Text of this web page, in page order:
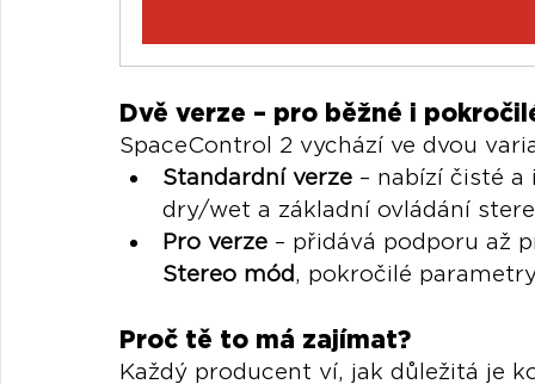
Dvě verze – pro běžné i
SpaceControl 2 vychází ve dvou
Standardní verze – nabízí čisté
dry/wet a základní ovládání
Pro verze – přidává podporu až
Stereo mód, pokročilé
Proč tě to má zajímat?
Každý producent ví, jak důležitá je